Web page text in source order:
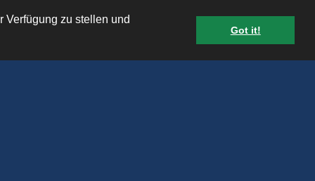
zu stellen und
Got it!